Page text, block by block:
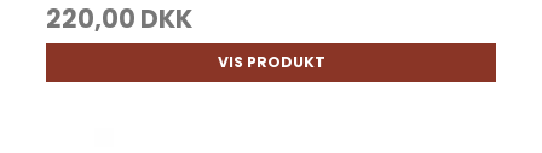
220,00 DKK
VIS PRODUKT